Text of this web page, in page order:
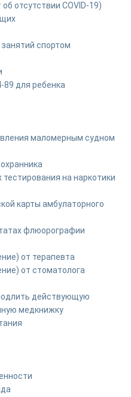
отсутствии COVID-19)
спортом
для ребенка
маломерным судном
на наркотики
карты амбулаторного
флюорографии
от терапевта
от стоматолога
действующую
медкнижку